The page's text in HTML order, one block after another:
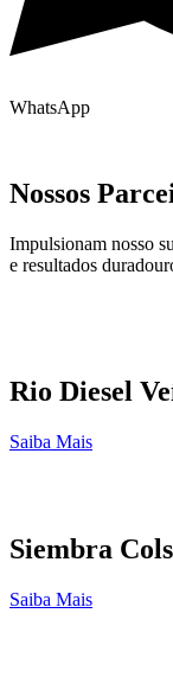
WhatsApp
Nossos
Impulsionam nosso
e resultados
Rio Diesel
Saiba Mais
Siembra
Saiba Mais